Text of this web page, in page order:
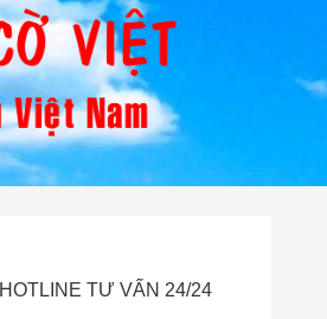
HOTLINE TƯ VẤN 24/24